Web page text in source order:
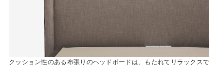
クッション性のある布張りのヘッドボードは、もたれてリラックスで